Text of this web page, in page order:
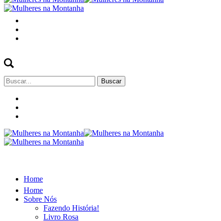
Buscar
por:
Home
Home
Sobre Nós
Fazendo História!
Livro Rosa